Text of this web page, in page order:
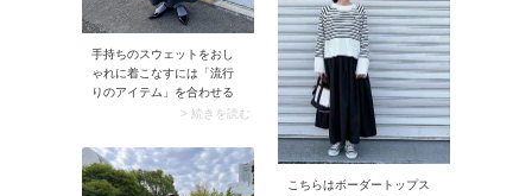
きます。
手持ちのスウェットをおし
ゃれに着こなすには「流行
りのアイテム」を合わせる
のが近道。例えばボトムな
スカート」がおすすめで
す。今季はスナップのよう
なフレアスカートやティア
> 続きを読む
こちらはボーダートップス